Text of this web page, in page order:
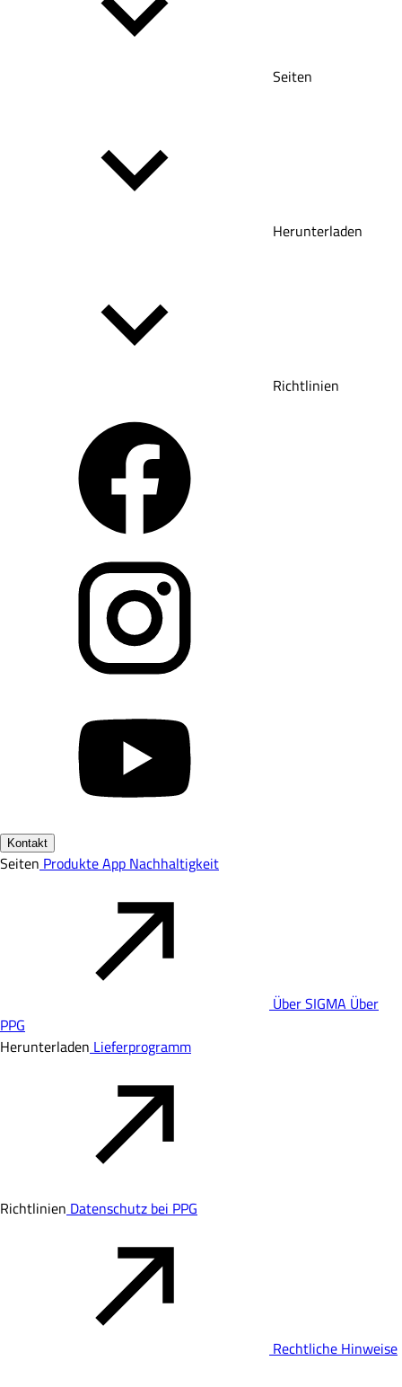
Seiten
Herunterladen
Richtlinien
Kontakt
Seiten ProdukteApp Nachhaltigkeit
Über SIGMA Über
PPG
Herunterladen Lieferprogramm
Richtlinien Datenschutz bei PPG
Rechtliche Hinweise